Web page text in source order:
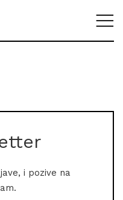
i pozive na